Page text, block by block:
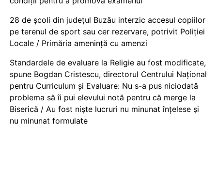
28 de școli din județul Buzău interzic accesul copiilor
pe terenul de sport sau cer rezervare, potrivit Poliției
Locale / Primăria amenință cu amenzi
Standardele de evaluare la Religie au fost modificate,
spune Bogdan Cristescu, directorul Centrului Național
pentru Curriculum și Evaluare: Nu s-a pus niciodată
problema să îi pui elevului notă pentru că merge la
Biserică / Au fost niște lucruri nu minunat înțelese și
nu minunat formulate